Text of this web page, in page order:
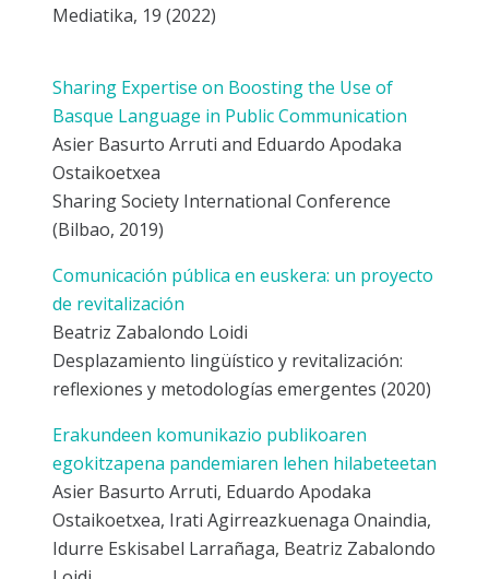
Mediatika, 19 (2022)
Sharing Expertise on Boosting the Use of
Basque Language in Public Communication
Asier Basurto Arruti and Eduardo Apodaka
Ostaikoetxea
Sharing Society International Conference
(Bilbao, 2019)
Comunicación pública en euskera: un proyecto
de revitalización
Beatriz Zabalondo Loidi
Desplazamiento lingüístico y revitalización:
reflexiones y metodologías emergentes (2020)
Erakundeen komunikazio publikoaren
egokitzapena pandemiaren lehen hilabeteetan
Asier Basurto Arruti, Eduardo Apodaka
Ostaikoetxea, Irati Agirreazkuenaga Onaindia,
Idurre Eskisabel Larrañaga, Beatriz Zabalondo